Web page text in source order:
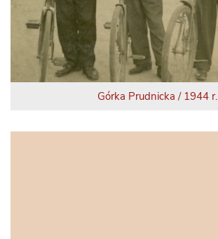
Górka Prudnicka / 1944 r.